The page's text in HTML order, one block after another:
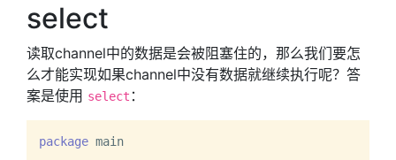
select
读取channel中的数据是会被阻塞住的，那么我们要怎
么才能实现如果channel中没有数据就继续执行呢？答
案是使用 select ：
package main